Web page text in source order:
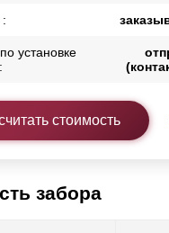
установке
стоимость
забора